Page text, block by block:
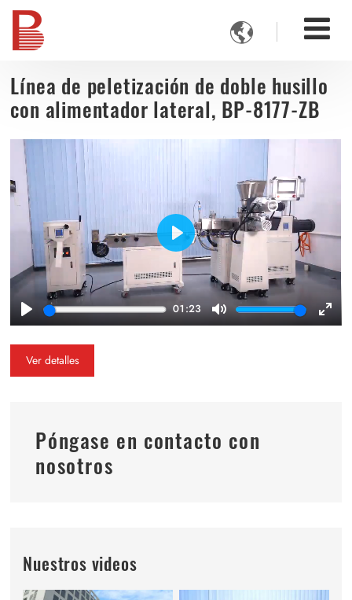

Línea de peletización de doble husillo
con alimentador lateral, BP-8177-ZB
Play
01:23
Mute
Play
Ver detalles
Póngase en contacto con
nosotros
Nuestros videos